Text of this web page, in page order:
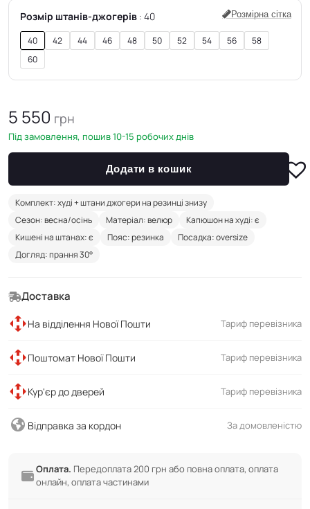
Розмір штанів-джогерів 40 Розмірна сітка
40 42 44 46 48 50 52 54 56
58
60
5 550 грн
Під замовлення, пошив 10-15 робочих днів
Додати в кошик
Комплект: худі + штани джогери на резинці знизу
Сезон: весна/осінь
Матеріал: велюр
Капюшон на худі: є
Кишені на штанах: є
Пояс: резинка
Посадка: oversize
Догляд: прання 30°
Доставка
На відділення Нової Пошти Тариф перевізника
Поштомат Нової Пошти Тариф перевізника
Кур'єр до дверей Тариф перевізника
Відправка за кордон За домовленістю
Оплата. Передоплата 200 грн або повна оплата, оплата
онлайн, оплата частинами